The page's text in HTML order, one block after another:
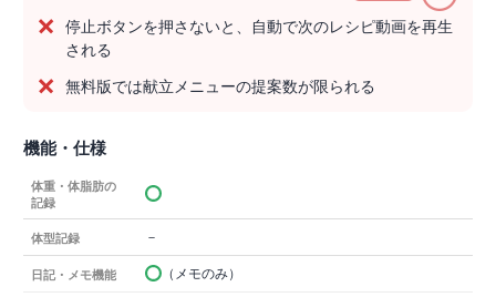
停止ボタンを押さないと、自動で次のレシピ動画を再生
される
無料版では献立メニューの提案数が限られる
機能・仕様
体重・体脂肪の
記録
体型記録 －
日記・メモ機能 （メモのみ）